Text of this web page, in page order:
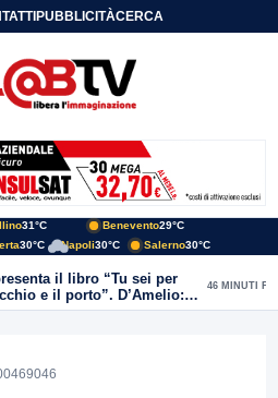
PUBBLICITÀCERCA
31°C Benevento29°C
30°C Napoli30°C Salerno30°C
il libro “Tu sei per
e il porto”. D’Amelio:
un seme d’impegno futuro
46 MINUTI FA